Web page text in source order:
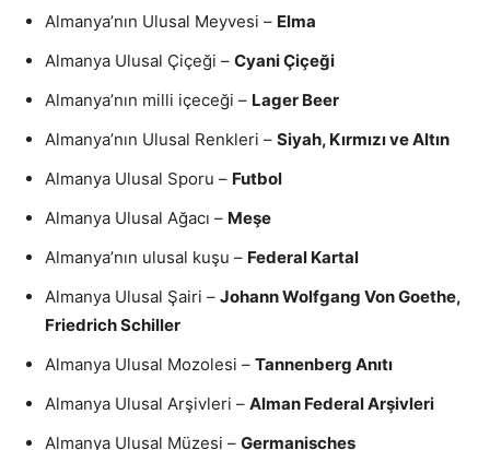
Almanya’nın Ulusal Meyvesi – Elma
Almanya Ulusal Çiçeği – Cyani Çiçeği
Almanya’nın milli içeceği – Lager Beer
Almanya’nın Ulusal Renkleri – Siyah, Kırmızı ve Altın
Almanya Ulusal Sporu – Futbol
Almanya Ulusal Ağacı – Meşe
Almanya’nın ulusal kuşu – Federal Kartal
Almanya Ulusal Şairi – Johann Wolfgang Von Goethe,
Friedrich Schiller
Almanya Ulusal Mozolesi – Tannenberg Anıtı
Almanya Ulusal Arşivleri – Alman Federal Arşivleri
Almanya Ulusal Müzesi – Germanisches